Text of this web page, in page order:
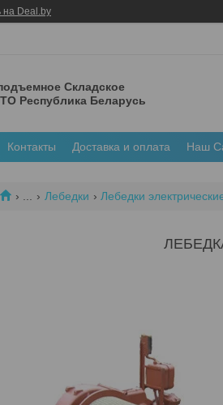
на Deal.by
Складское
Республика Беларусь
Контакты Доставка и оплата Наш
Лебедки Лебедки